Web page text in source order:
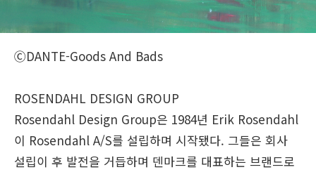
ⒸDANTE-Goods And Bads
ROSENDAHL DESIGN GROUP
Rosendahl Design Group은 1984년 Erik Rosendahl
이 Rosendahl A/S를 설립하며 시작됐다. 그들은 회사
설립이 후 발전을 거듭하며 덴마크를 대표하는 브랜드로